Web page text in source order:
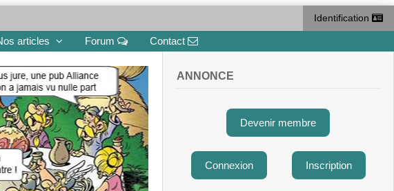
Identification
articles Forum Contact
ANNONCE
Devenir membre
Connexion Inscription